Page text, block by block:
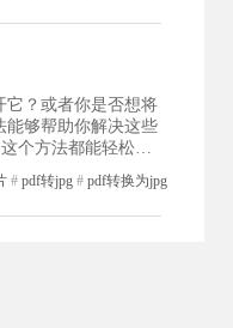
它？或者你是否想将
能够帮助你解决这些
个方法都能轻松搞
图片。跟着我一起
# pdf转jpg # pdf转换为jpg